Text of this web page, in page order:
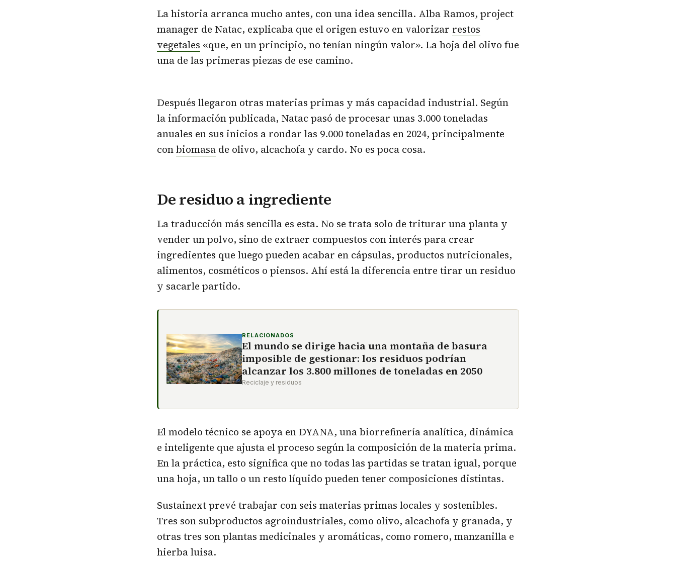
La historia arranca mucho antes, con una idea sencilla. Alba Ramos, project
manager de Natac, explicaba que el origen estuvo en valorizar restos
vegetales «que, en un principio, no tenían ningún valor». La hoja del olivo fue
una de las primeras piezas de ese camino.
Después llegaron otras materias primas y más capacidad industrial. Según
la información publicada, Natac pasó de procesar unas 3.000 toneladas
anuales en sus inicios a rondar las 9.000 toneladas en 2024, principalmente
conbiomasa de olivo, alcachofa y cardo. No es poca cosa.
De residuo a ingrediente
La traducción más sencilla es esta. No se trata solo de triturar una planta y
vender un polvo, sino de extraer compuestos con interés para crear
ingredientes que luego pueden acabar en cápsulas, productos nutricionales,
alimentos, cosméticos o piensos. Ahí está la diferencia entre tirar un residuo
y sacarle partido.
RELACIONADOS
El mundo se dirige hacia una montaña de basura
imposible de gestionar: los residuos podrían
alcanzar los 3.800 millones de toneladas en 2050
Reciclaje y residuos
El modelo técnico se apoya en DYANA, una biorrefinería analítica, dinámica
e inteligente que ajusta el proceso según la composición de la materia prima.
En la práctica, esto significa que no todas las partidas se tratan igual, porque
una hoja, un tallo o un resto líquido pueden tener composiciones distintas.
Sustainext prevé trabajar con seis materias primas locales y sostenibles.
Tres son subproductos agroindustriales, como olivo, alcachofa y granada, y
otras tres son plantas medicinales y aromáticas, como romero, manzanilla e
hierba luisa.